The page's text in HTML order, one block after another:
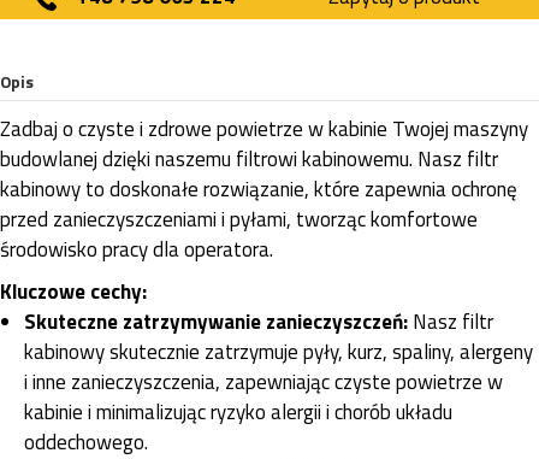
Opis
Zadbaj o czyste i zdrowe powietrze w kabinie Twojej maszyny
budowlanej dzięki naszemu filtrowi kabinowemu. Nasz filtr
kabinowy to doskonałe rozwiązanie, które zapewnia ochronę
przed zanieczyszczeniami i pyłami, tworząc komfortowe
środowisko pracy dla operatora.
Kluczowe cechy:
Skuteczne zatrzymywanie zanieczyszczeń:Nasz filtr
kabinowy skutecznie zatrzymuje pyły, kurz, spaliny, alergeny
i inne zanieczyszczenia, zapewniając czyste powietrze w
kabinie i minimalizując ryzyko alergii i chorób układu
oddechowego.